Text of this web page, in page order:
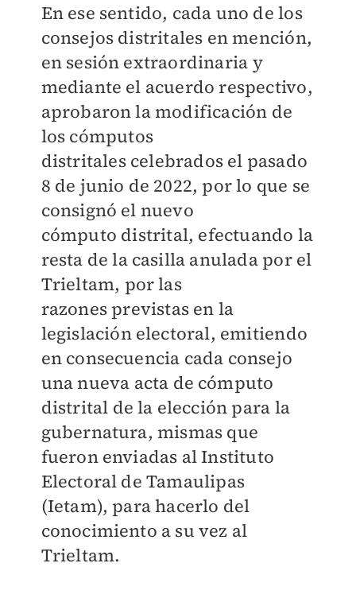
En ese sentido, cada uno de los
consejos distritales en mención,
en sesión extraordinaria y
mediante el acuerdo respectivo,
aprobaron la modificación de
los cómputos
distritales celebrados el pasado
8 de junio de 2022, por lo que se
consignó el nuevo
cómputo distrital, efectuando la
resta de la casilla anulada por el
Trieltam, por las
razones previstas en la
legislación electoral, emitiendo
en consecuencia cada consejo
una nueva acta de cómputo
distrital de la elección para la
gubernatura, mismas que
fueron enviadas al Instituto
Electoral de Tamaulipas
(Ietam), para hacerlo del
conocimiento a su vez al
Trieltam.